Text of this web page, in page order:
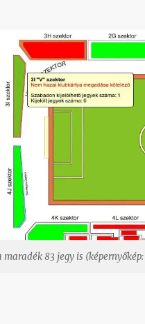
maradék 83 jegy is (képernyőkép: